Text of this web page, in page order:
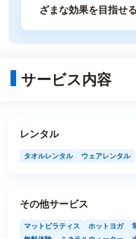
ざまな効果を目指せる
サービス内容
レンタル
タオルレンタル ウェアレンタル
その他サービス
マットピラティス ホットヨガ